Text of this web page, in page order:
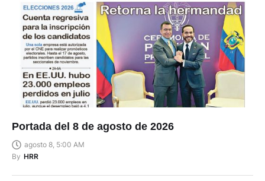
Portada del 8 de agosto de 2026
agosto 8, 5:00 AM
By HRR